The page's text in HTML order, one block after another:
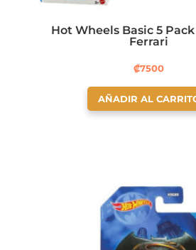
Hot Wheels Basic 5
Ferrari
₡7500
AÑADIR AL